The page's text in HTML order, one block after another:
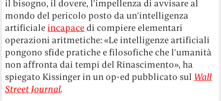
il bisogno, il dovere, l’impellenza di avvisare al
mondo del pericolo posto da un’intelligenza
artificiale incapace di compiere elementari
operazioni aritmetiche: «Le intelligenze artificiali
pongono sfide pratiche e filosofiche che l’umanità
non affronta dai tempi del Rinascimento», ha
spiegato Kissinger in un op-ed pubblicato sul Wall
Street Journal.